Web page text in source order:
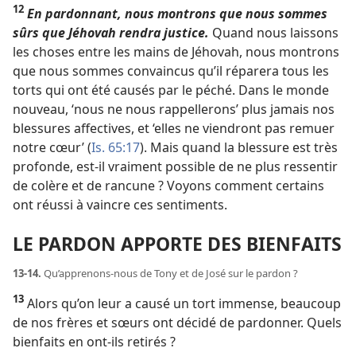
12 En pardonnant, nous montrons que nous sommes
sûrs que Jéhovah rendra justice. Quand nous laissons
les choses entre les mains de Jéhovah, nous montrons
que nous sommes convaincus qu’il réparera tous les
torts qui ont été causés par le péché. Dans le monde
nouveau, ‘nous ne nous rappellerons’ plus jamais nos
blessures affectives, et ‘elles ne viendront pas remuer
notre cœur’ (Is. 65:17). Mais quand la blessure est très
profonde, est-​il vraiment possible de ne plus ressentir
de colère et de rancune ? Voyons comment certains
ont réussi à vaincre ces sentiments.
LE PARDON APPORTE DES BIENFAITS
13-14. Qu’apprenons-​nous de Tony et de José sur le pardon ?
13 Alors qu’on leur a causé un tort immense, beaucoup
de nos frères et sœurs ont décidé de pardonner. Quels
bienfaits en ont-​ils retirés ?